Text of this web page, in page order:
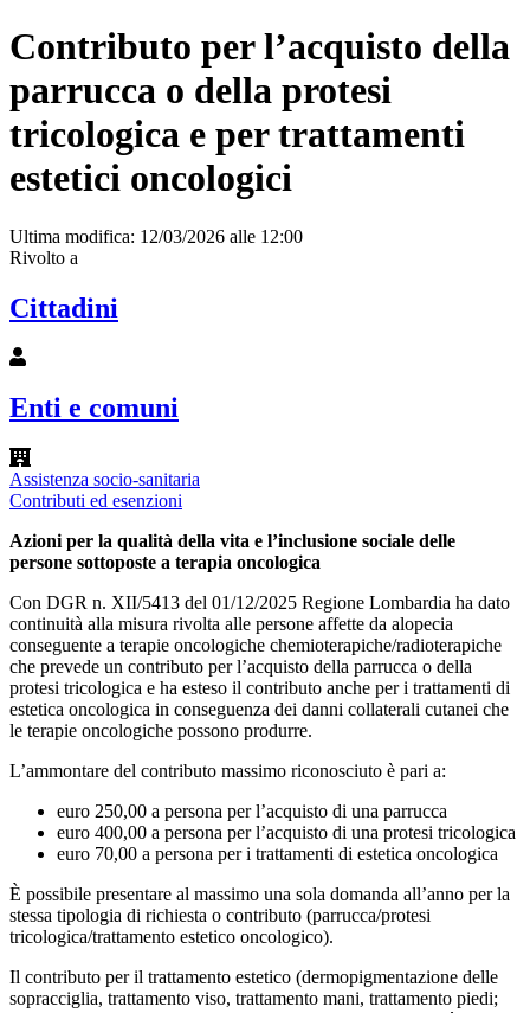
Contributo per l’acquisto della
parrucca o della protesi
tricologica e per trattamenti
estetici oncologici
Ultima modifica: 12/03/2026 alle 12:00
Rivolto a
Cittadini
Enti e comuni
Assistenza socio-sanitaria
Contributi ed esenzioni
Azioni per la qualità della vita e l’inclusione sociale delle
persone sottoposte a terapia oncologica
Con DGR n. XII/5413 del 01/12/2025 Regione Lombardia ha dato
continuità alla misura rivolta alle persone affette da alopecia
conseguente a terapie oncologiche chemioterapiche/radioterapiche
che prevede un contributo per l’acquisto della parrucca o della
protesi tricologica e ha esteso il contributo anche per i trattamenti di
estetica oncologica in conseguenza dei danni collaterali cutanei che
le terapie oncologiche possono produrre.
L’ammontare del contributo massimo riconosciuto è pari a:
euro 250,00 a persona per l’acquisto di una parrucca
euro 400,00 a persona per l’acquisto di una protesi tricologica
euro 70,00 a persona per i trattamenti di estetica oncologica
È possibile presentare al massimo una sola domanda all’anno per la
stessa tipologia di richiesta o contributo (parrucca/protesi
tricologica/trattamento estetico oncologico).
Il contributo per il trattamento estetico (dermopigmentazione delle
sopracciglia, trattamento viso, trattamento mani, trattamento piedi;